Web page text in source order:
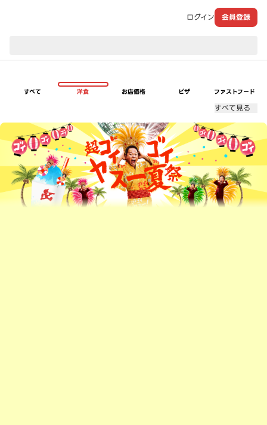
ログイン 会員登録
すべて 洋食 お店価格 ピザ ファストフード
すべて見る
超ゴイゴイヤスー夏祭